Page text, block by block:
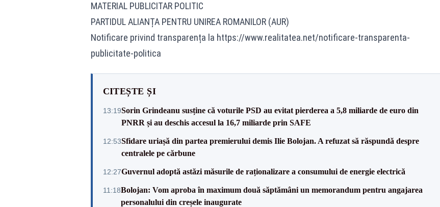
MATERIAL PUBLICITAR POLITIC
PARTIDUL ALIANȚA PENTRU UNIREA ROMANILOR (AUR)
Notificare privind transparența la https://www.realitatea.net/notificare-transparenta-
publicitate-politica
CITEȘTE ȘI
13:19Sorin Grindeanu susține că voturile PSD au evitat pierderea a 5,8 miliarde de euro din
PNRR și au deschis accesul la 16,7 miliarde prin SAFE
12:53Sfidare uriașă din partea premierului demis Ilie Bolojan. A refuzat să răspundă despre
centralele pe cărbune
12:27Guvernul adoptă astăzi măsurile de raționalizare a consumului de energie electrică
11:18Bolojan: Vom aproba în maximum două săptămâni un memorandum pentru angajarea
personalului din creșele inaugurate